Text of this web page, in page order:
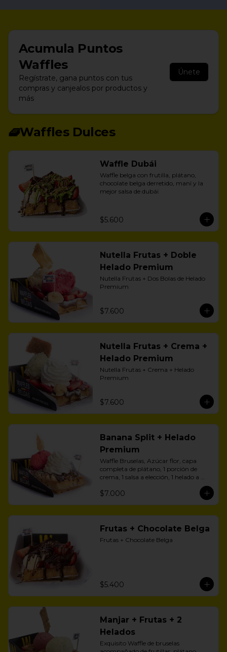
Acumula Puntos
Waffles
Regístrate, gana puntos con tus
compras y canjealos por productos y
más
Únete
🧇Waffles Dulces
Waffle Dubái
Waffle belga con frutilla, plátano,
chocolate belga derretido, maní y la
mejor salsa de dubái
$5.600
Nutella Frutas + Doble
Helado Premium
Nutella Frutas + Dos Bolas de Helado
Premium
$7.600
Nutella Frutas + Crema +
Helado Premium
Nutella Frutas + Crema + Helado
Premium
$7.600
Banana Split + Helado
Premium
Waffle Bruselas, Azúcar flor, capa
completa de plátano, 1 porción de
crema, 1 salsa a elección, 1 helado a
$7.000
Frutas + Chocolate Belga
Frutas + Chocolate Belga
$5.400
Manjar + Frutas + 2
Helados
Exquisito Waffle de bruselas